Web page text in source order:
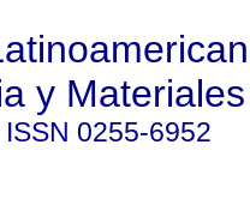
y Materiales
ISSN 0255-6952